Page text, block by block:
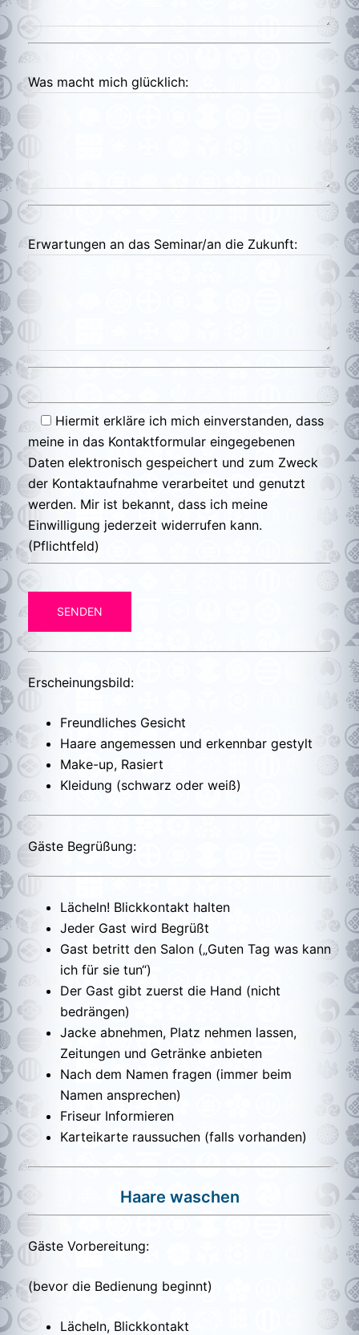
Was macht mich glücklich:
Erwartungen an das Seminar/an die Zukunft:
Hiermit erkläre ich mich einverstanden, dass
meine in das Kontaktformular eingegebenen
Daten elektronisch gespeichert und zum Zweck
der Kontaktaufnahme verarbeitet und genutzt
werden. Mir ist bekannt, dass ich meine
Einwilligung jederzeit widerrufen kann.
(Pflichtfeld)
Erscheinungsbild:
Freundliches Gesicht
Haare angemessen und erkennbar gestylt
Make-up, Rasiert
Kleidung (schwarz oder weiß)
Gäste Begrüßung:
Lächeln! Blickkontakt halten
Jeder Gast wird Begrüßt
Gast betritt den Salon („Guten Tag was kann
ich für sie tun“)
Der Gast gibt zuerst die Hand (nicht
bedrängen)
Jacke abnehmen, Platz nehmen lassen,
Zeitungen und Getränke anbieten
Nach dem Namen fragen (immer beim
Namen ansprechen)
Friseur Informieren
Karteikarte raussuchen (falls vorhanden)
Haare waschen
Gäste Vorbereitung:
(bevor die Bedienung beginnt)
Lächeln, Blickkontakt